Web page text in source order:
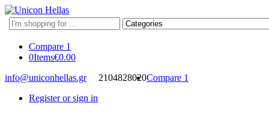
Search
here
Compare 1
0Items€0.00
info@uniconhellas.gr
2104828020Compare 1
Register or sign in